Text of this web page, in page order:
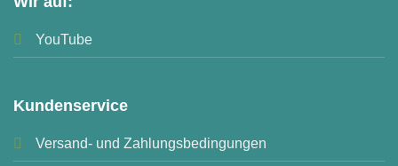
YouTube
Kundenservice
Versand- und Zahlungsbedingungen